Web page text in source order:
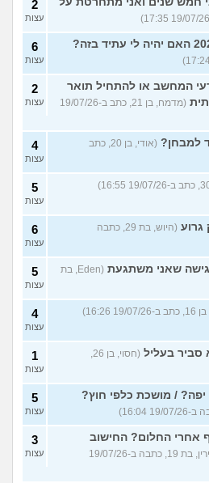
2
עצות
6
עצות
המחשב או להתחיל תואר
(מדמח, בן 21, כתב ב-19/07/26
2
עצות
למבחן?
(אודי, בן 20, כתב
4
עצות
5
עצות
גרוע
(היוש, בת 29, כתבה
6
עצות
שאני משתגעת
(Eden, בת
5
עצות
16:26)
4
עצות
סביר בעליל
(חסוי, בן 26,
1
עצות
/ מושכת כלפי חוץ? 5
עצות
אחרי החלום? החישוב
(ירין, בת 19, כתבה ב-19/07/26
3
עצות